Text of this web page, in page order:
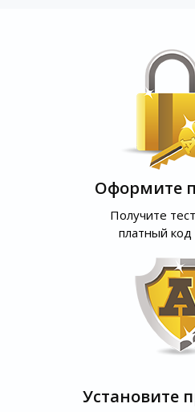
Оформите
Получите
платный код
Установите